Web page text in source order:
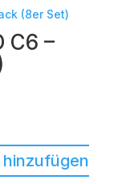
C6 –